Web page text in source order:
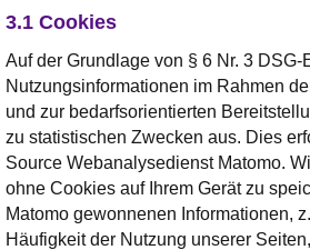
3.1 Cookies
Auf der Grundlage von § 6 Nr. 3 DSG-
Nutzungsinformationen im Rahmen
und zur bedarfsorientierten
zu statistischen Zwecken aus. Dies
Source Webanalysedienst Matomo.
ohne Cookies auf Ihrem Gerät zu
Matomo gewonnenen Informationen,
Häufigkeit der Nutzung unserer